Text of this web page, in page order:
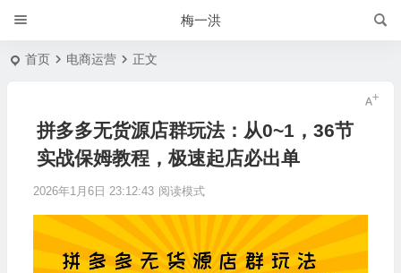
梅一洪
首页 电商运营 正文
拼多多无货源店群玩法：从0~1，36节
实战保姆教程，​极速起店必出单
2026年1月6日 23:12:43 阅读模式